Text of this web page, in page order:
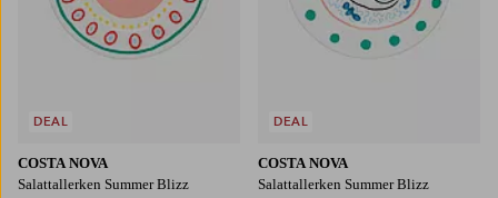
COSTA NOVA
Salattallerken Summer Blizz
DEAL
COSTA NOVA
Salattallerken Summer Blizz
DEAL